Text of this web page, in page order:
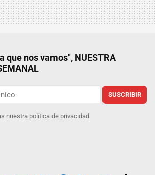
que nos vamos", NUESTRA
SUSCRIBIR
nuestra política de privacidad